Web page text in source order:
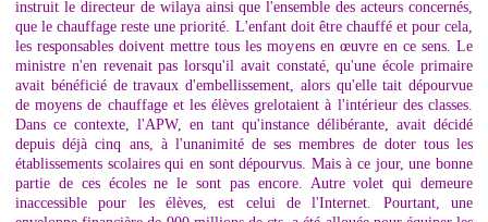
instruit le directeur de wilaya ainsi que l'ensemble des acteurs concernés,
que le chauffage reste une priorité. L'enfant doit être chauffé et pour cela,
les responsables doivent mettre tous les moyens en œuvre en ce sens. Le
ministre n'en revenait pas lorsqu'il avait constaté, qu'une école primaire
avait bénéficié de travaux d'embellissement, alors qu'elle tait dépourvue
de moyens de chauffage et les élèves grelotaient à l'intérieur des classes.
Dans ce contexte, l'APW, en tant qu'instance délibérante, avait décidé
depuis déjà cinq ans, à l'unanimité de ses membres de doter tous les
établissements scolaires qui en sont dépourvus. Mais à ce jour, une bonne
partie de ces écoles ne le sont pas encore. Autre volet qui demeure
inaccessible pour les élèves, est celui de l'Internet. Pourtant, une